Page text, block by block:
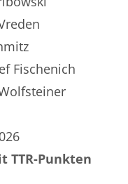
Fischenich
TTR-Punkten